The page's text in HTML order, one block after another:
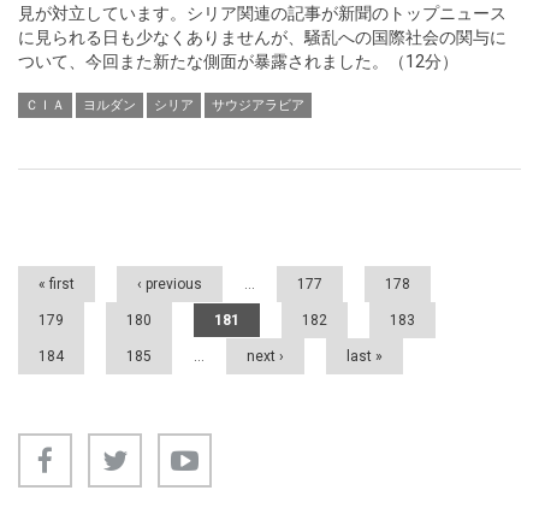
見が対立しています。シリア関連の記事が新聞のトップニュース
に見られる日も少なくありませんが、騒乱への国際社会の関与に
ついて、今回また新たな側面が暴露されました。（12分）
ＣＩＡ ヨルダン シリア サウジアラビア
Pages
« first ‹ previous … 177 178
179 180 181 182 183
184 185 … next › last »